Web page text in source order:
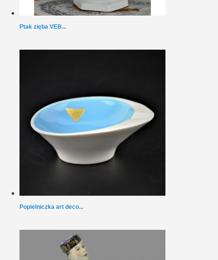
Ptak zięba VEB...
Popielniczka art deco...